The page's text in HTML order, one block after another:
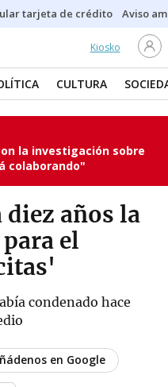
tarjeta de crédito Aviso
Kiosko
CULTURA
la investigación sobre
colaborando"
diez años la
el
condenado hace
en Google